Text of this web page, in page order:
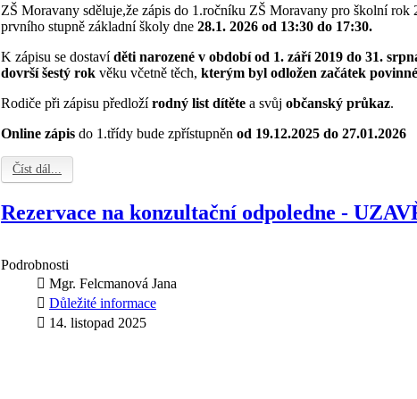
ZŠ Moravany sděluje,že zápis do 1.ročníku ZŠ Moravany pro školní rok
prvního stupně základní školy dne 28.1. 2026 od 13:30 do 17:30.
K zápisu se dostavíděti narozené v období od 1. září 2019 do 31.
dovrší šestý rok věku včetně těch, kterým byl odložen začátek
Rodiče při zápisu předložírodný list dítěte a svůj občanský průkaz.
Online zápis do 1.třídy bude zpřístupněn od 19.12.2025 do 27.01.2026
Číst dál...
Rezervace na konzultační odpoledne -
Podrobnosti
Mgr. Felcmanová Jana
Důležité informace
14. listopad 2025